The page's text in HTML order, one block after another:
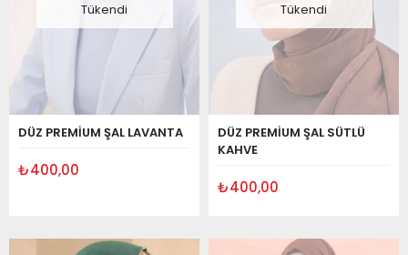
Tükendi
DÜZ PREMİUM ŞAL LAVANTA
₺400,00
Tükendi
DÜZ PREMİUM ŞAL SÜTLÜ
KAHVE
₺400,00